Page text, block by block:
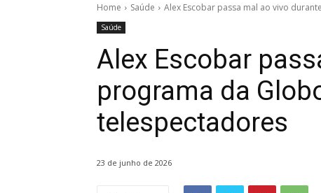
Home Saúde Alex Escobar passa mal ao vivo
Saúde
Alex Escobar
programa da
telespectadores
23 de junho de 2026